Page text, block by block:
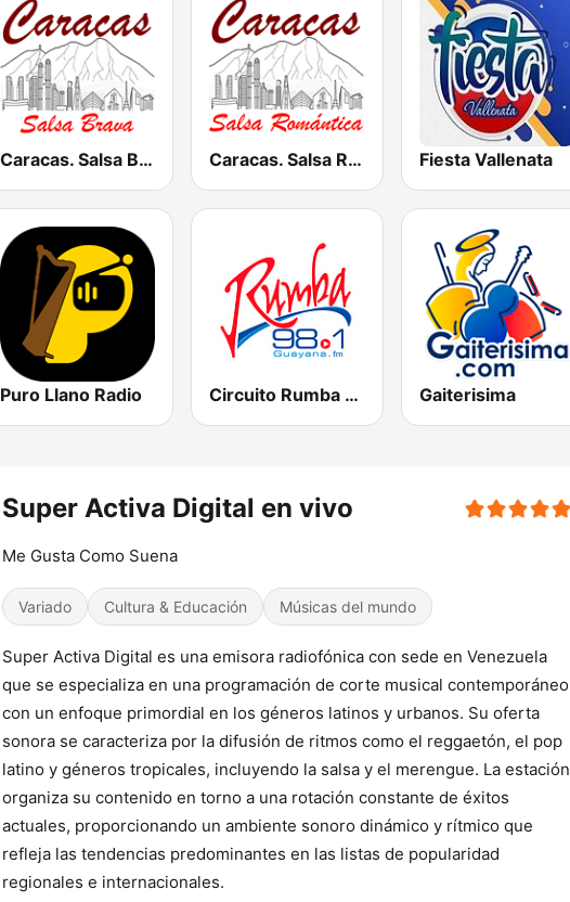
Caracas. Salsa Brava... Caracas. Salsa Romántica Fiesta Vallenata
Puro Llano Radio Circuito Rumba - Guayana Gaiterisima
Super Activa Digital en vivo
Me Gusta Como Suena
Variado Cultura & Educación Músicas del mundo
Super Activa Digital es una emisora radiofónica con sede en Venezuela
que se especializa en una programación de corte musical contemporáneo
con un enfoque primordial en los géneros latinos y urbanos. Su oferta
sonora se caracteriza por la difusión de ritmos como el reggaetón, el pop
latino y géneros tropicales, incluyendo la salsa y el merengue. La estación
organiza su contenido en torno a una rotación constante de éxitos
actuales, proporcionando un ambiente sonoro dinámico y rítmico que
refleja las tendencias predominantes en las listas de popularidad
regionales e internacionales.